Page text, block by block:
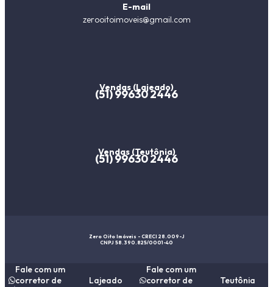
Fale com um
corretor de
Lajeado
Fale com um
corretor de
Teutônia
E-mail
zerooitoimoveis@gmail.com
Vendas (Lajeado)
(51) 99630 2446
Vendas (Teutônia)
(51) 99630 2446
Zero Oito Imóveis - CRECI 28.009-J
CNPJ 58.390.825/0001-40